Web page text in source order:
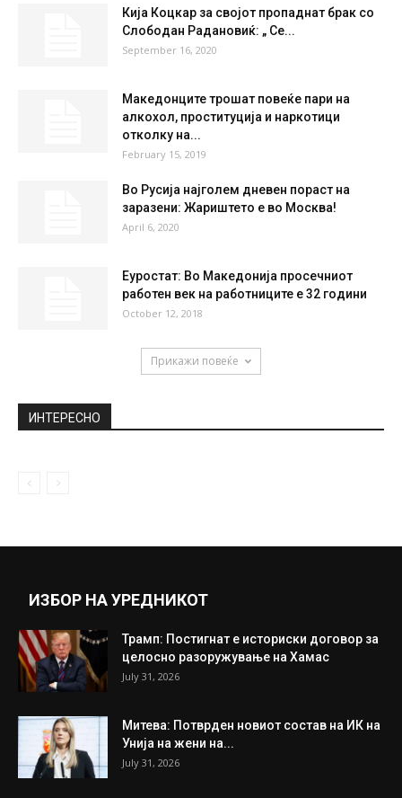
Кија Коцкар за својот пропаднат брак со
Слободан Радановиќ: „ Се...
September 16, 2020
Македонците трошат повеќе пари на
алкохол, проституција и наркотици
отколку на...
February 15, 2019
Во Русија најголем дневен пораст на
заразени: Жариштето е во Москва!
April 6, 2020
Еуростат: Во Македонија просечниот
работен век на работниците е 32 години
October 12, 2018
Прикажи повеќе
ИНТЕРЕСНО
ИЗБОР НА УРЕДНИКОТ
Трамп: Постигнат е историски договор за
целосно разоружување на Хамас
July 31, 2026
Митева: Потврден новиот состав на ИК на
Унија на жени на...
July 31, 2026